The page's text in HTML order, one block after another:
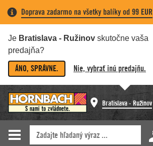
Doprava zadarmo na všetky balíky od 99 EUR
Je Bratislava - Ružinov skutočne vaša
predajňa?
ÁNO, SPRÁVNE. Nie, vybrať inú predajňu.
Bratislava - Ružinov